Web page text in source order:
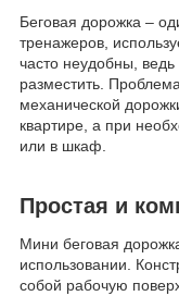
Беговая дорожка –
тренажеров,
часто неудобны, ведь
разместить.
механической
квартире, а при
или в шкаф.
Простая и
Мини беговая
использовании.
собой рабочую